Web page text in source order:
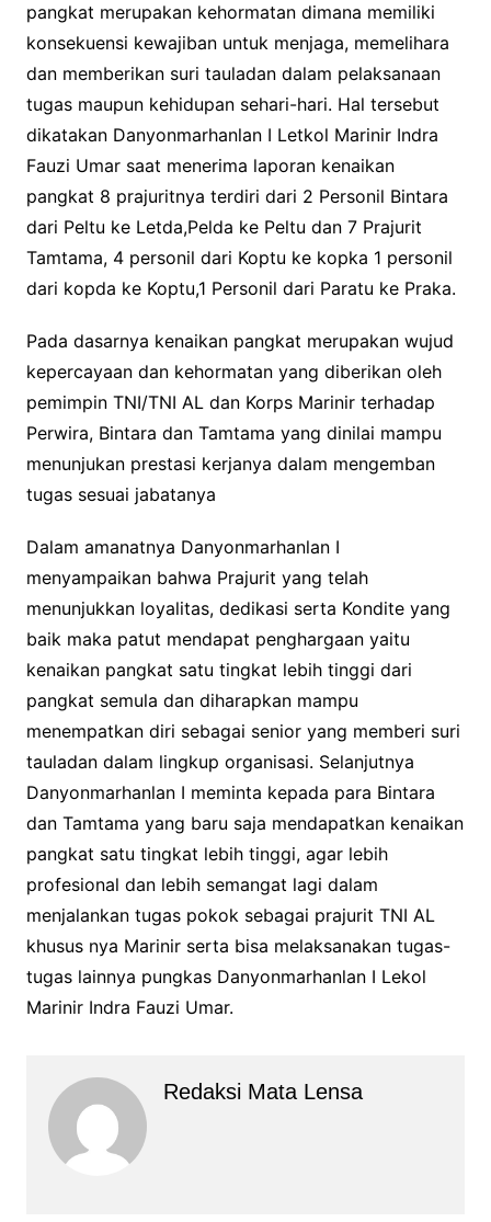
pangkat merupakan kehormatan dimana memiliki
konsekuensi kewajiban untuk menjaga, memelihara
dan memberikan suri tauladan dalam pelaksanaan
tugas maupun kehidupan sehari-hari. Hal tersebut
dikatakan Danyonmarhanlan I Letkol Marinir Indra
Fauzi Umar saat menerima laporan kenaikan
pangkat 8 prajuritnya terdiri dari 2 Personil Bintara
dari Peltu ke Letda,Pelda ke Peltu dan 7 Prajurit
Tamtama, 4 personil dari Koptu ke kopka 1 personil
dari kopda ke Koptu,1 Personil dari Paratu ke Praka.
Pada dasarnya kenaikan pangkat merupakan wujud
kepercayaan dan kehormatan yang diberikan oleh
pemimpin TNI/TNI AL dan Korps Marinir terhadap
Perwira, Bintara dan Tamtama yang dinilai mampu
menunjukan prestasi kerjanya dalam mengemban
tugas sesuai jabatanya
Dalam amanatnya Danyonmarhanlan I
menyampaikan bahwa Prajurit yang telah
menunjukkan loyalitas, dedikasi serta Kondite yang
baik maka patut mendapat penghargaan yaitu
kenaikan pangkat satu tingkat lebih tinggi dari
pangkat semula dan diharapkan mampu
menempatkan diri sebagai senior yang memberi suri
tauladan dalam lingkup organisasi. Selanjutnya
Danyonmarhanlan I meminta kepada para Bintara
dan Tamtama yang baru saja mendapatkan kenaikan
pangkat satu tingkat lebih tinggi, agar lebih
profesional dan lebih semangat lagi dalam
menjalankan tugas pokok sebagai prajurit TNI AL
khusus nya Marinir serta bisa melaksanakan tugas-
tugas lainnya pungkas Danyonmarhanlan I Lekol
Marinir Indra Fauzi Umar.
Redaksi Mata Lensa